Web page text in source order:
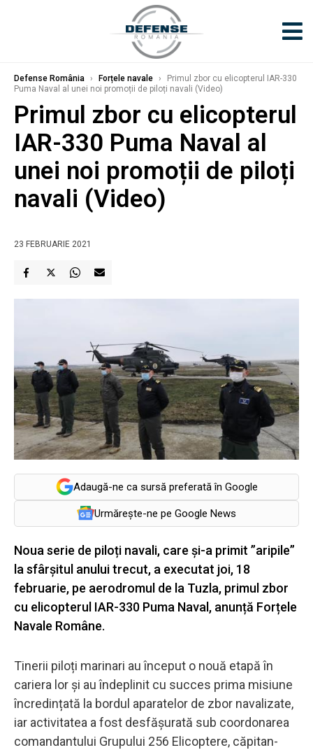
Defense România › Forțele navale ›
Primul zbor cu elicopterul IAR-330
Puma Naval al unei noi promoții de piloți navali (Video)
Primul zbor cu elicopterul
IAR-330 Puma Naval al
unei noi promoții de piloți
navali (Video)
23 FEBRUARIE 2021
Adaugă-ne ca sursă preferată în Google
Urmărește-ne pe Google News
Noua serie de piloți navali, care și-a primit ”aripile”
la sfârșitul anului trecut, a executat joi, 18
februarie, pe aerodromul de la Tuzla, primul zbor
cu elicopterul IAR-330 Puma Naval, anunță Forțele
Navale Române.
Tinerii piloți marinari au început o nouă etapă în
cariera lor și au îndeplinit cu succes prima misiune
încredințată la bordul aparatelor de zbor navalizate,
iar activitatea a fost desfășurată sub coordonarea
comandantului Grupului 256 Elicoptere, căpitan-